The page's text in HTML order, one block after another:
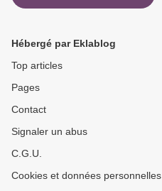
Hébergé par Eklablog
Top articles
Pages
Contact
Signaler un abus
C.G.U.
Cookies et données personnelles